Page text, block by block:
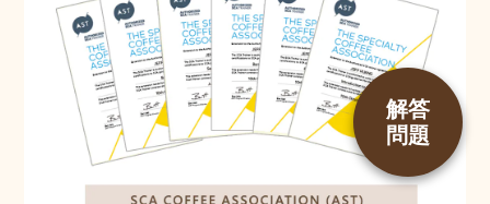
BUY NOW
解答
問題